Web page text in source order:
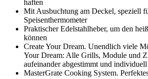
haften
Mit Ausbuchtung am Deckel, speziell
Speisenthermometer
Praktischer Edelstahlheber, um den
können
Create Your Dream. Unendlich viele
Your Dream: Alle Grills, Module und
aufeinander abgestimmt und
MasterGrate Cooking System.